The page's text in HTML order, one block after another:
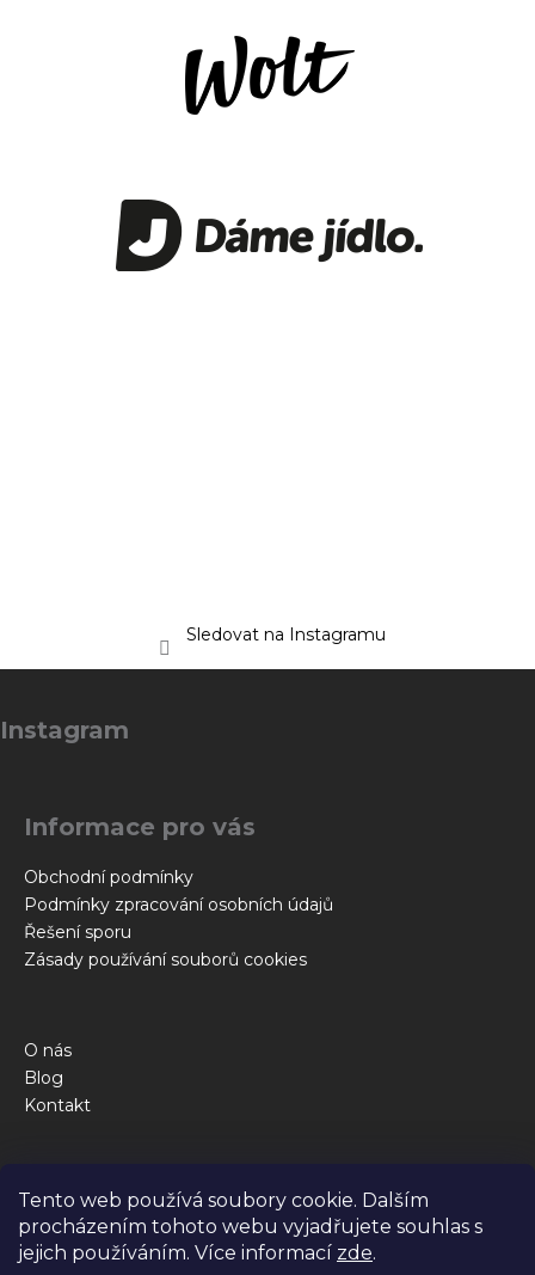
Tento web používá soubory cookie. Dalším
procházením tohoto webu vyjadřujete souhlas s
jejich používáním. Více informací zde.
Sledovat na Instagramu
á
p
Instagram
Informace pro vás
Obchodní podmínky
Podmínky zpracování osobních údajů
Řešení sporu
Zásady používání souborů cookies
O nás
Blog
Kontakt
Obchod
Kalkulačka krmné dávky
Jak to funguje